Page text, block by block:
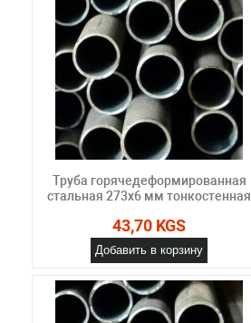
Труба горячедеформированная
стальная 273х6 мм тонкостенная
43,70 KGS
Добавить в корзину